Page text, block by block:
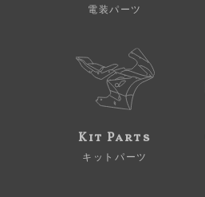
電装パーツ
Kit Parts
キットパーツ